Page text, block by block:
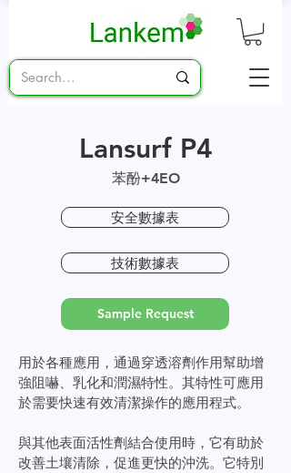
Lansurf P4
苯酚+4EO
安全數據表
技術數據表
Sample Request
用於各種應用，通過穿透溶劑作用幫助增
強阻嚇、乳化和潤濕特性。其特性可應用
於需要快速有效清潔操作的應用程式。
與其他表面活性劑結合使用時，它有助於
改善土壤清除，促進更快的沖洗。它特別